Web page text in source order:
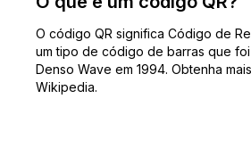
O código QR significa Código de
um tipo de código de barras que
Denso Wave em 1994. Obtenha
Wikipedia.